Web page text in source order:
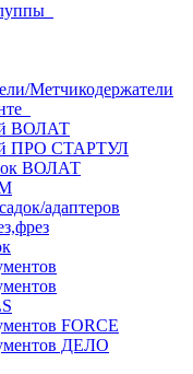
Метчикодержатели
ВОЛАТ
ПРО СТАРТУЛ
ВОЛАТ
адаптеров
FORCE
ДЕЛО